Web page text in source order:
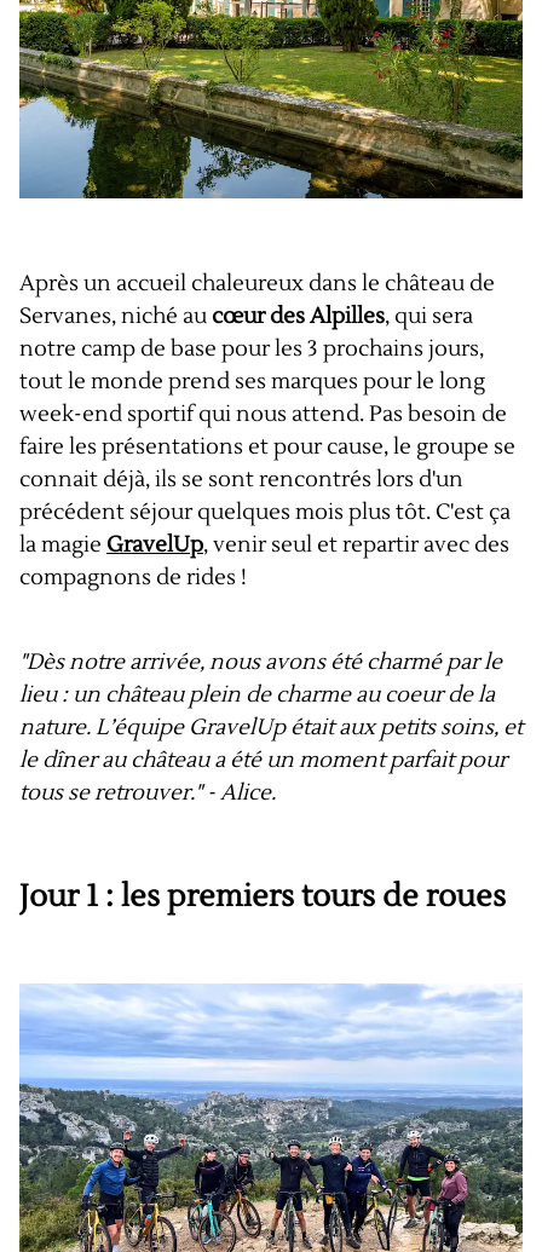
Après un accueil chaleureux dans le château de
Servanes, niché au cœur des Alpilles, qui sera
notre camp de base pour les 3 prochains jours,
tout le monde prend ses marques pour le long
week-end sportif qui nous attend. Pas besoin de
faire les présentations et pour cause, le groupe se
connait déjà, ils se sont rencontrés lors d'un
précédent séjour quelques mois plus tôt. C'est ça
la magie GravelUp, venir seul et repartir avec des
compagnons de rides !
"Dès notre arrivée, nous avons été charmé par le
lieu : un château plein de charme au coeur de la
nature. L’équipe GravelUp était aux petits soins, et
le dîner au château a été un moment parfait pour
tous se retrouver." - Alice.
Jour 1 : les premiers tours de roues